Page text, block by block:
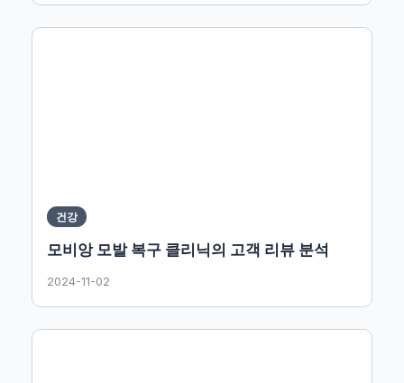
건강
모비앙 모발 복구 클리닉의 고객 리뷰 분석
2024-11-02